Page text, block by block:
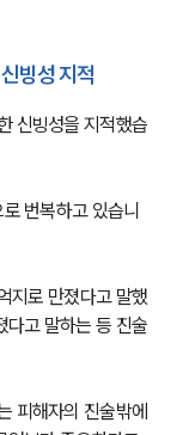
빙성 지적
신빙성을 지적했습
번복하고 있습니
지로 만졌다고 말했
다고 말하는 등 진술
피해자의 진술밖에